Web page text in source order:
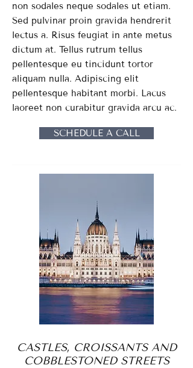
non sodales neque sodales ut etiam.
Sed pulvinar proin gravida hendrerit
lectus a. Risus feugiat in ante metus
dictum at. Tellus rutrum tellus
pellentesque eu tincidunt tortor
aliquam nulla. Adipiscing elit
pellentesque habitant morbi. Lacus
laoreet non curabitur gravida arcu ac.
SCHEDULE A CALL
CASTLES, CROISSANTS AND
COBBLESTONED STREETS